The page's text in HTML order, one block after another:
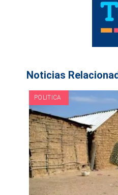
Noticias
POLITICA